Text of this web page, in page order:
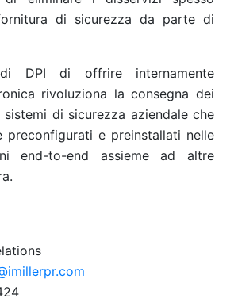
di sicurezza da parte di
DPI di offrire internamente
rivoluziona la consegna dei
di sicurezza aziendale che
preconfigurati e preinstallati nelle
end-to-end assieme ad altre